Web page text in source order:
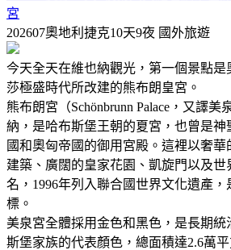
宮
202607奧地利捷克10天9夜 國外旅遊
今天全天在維也納觀光，第一個景點
莎極盛時代所改建的熊布朗皇宮。
熊布朗宮（Schönbrunn Palace，又譯
納，是哈布斯堡王朝的夏宮，也曾是神
國和奧匈帝國的御用宮殿。這裡以奢
建築、廣闊的皇家花園、凱旋門以及世
名，1996年列入聯合國世界文化遺產
標。
美泉宮全體採用金色和黑色，是長期統
斯堡家族的代表顏色，總面積達2.6萬